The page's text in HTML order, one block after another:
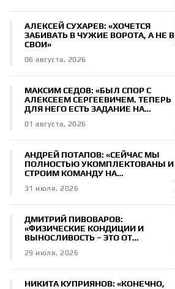
АЛЕКСЕЙ СУХАРЕВ: «ХОЧЕТСЯ
ЗАБИВАТЬ В ЧУЖИЕ ВОРОТА, А НЕ В
СВОИ»
06 августа, 2026
МАКСИМ СЕДОВ: «БЫЛ СПОР С
АЛЕКСЕЕМ СЕРГЕЕВИЧЕМ. ТЕПЕРЬ
ДЛЯ НЕГО ЕСТЬ ЗАДАНИЕ НА
01 августа, 2026
АНДРЕЙ ПОТАПОВ: «СЕЙЧАС МЫ
ПОЛНОСТЬЮ УКОМПЛЕКТОВАНЫ И
СТРОИМ КОМАНДУ НА
31 июля, 2026
ДМИТРИЙ ПИВОВАРОВ:
«ФИЗИЧЕСКИЕ КОНДИЦИИ И
ВЫНОСЛИВОСТЬ – ЭТО ОТ
29 июля, 2026
НИКИТА КУПРИЯНОВ: «КОНЕЧНО,